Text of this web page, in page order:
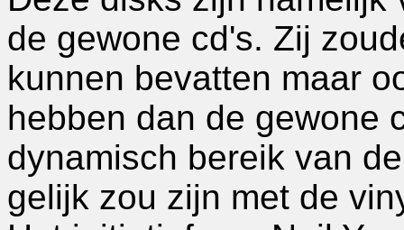
de gewone cd's. Zij
kunnen bevatten maar
hebben dan de gewone
dynamisch bereik van
gelijk zou zijn met de